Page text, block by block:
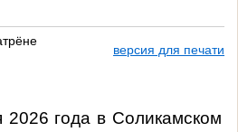
версия для печати
2026 года в Соликамском